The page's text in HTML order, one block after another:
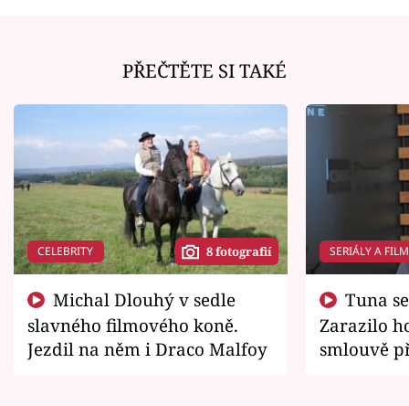
PŘEČTĚTE SI TAKÉ
CELEBRITY 8 fotografií
slavného filmového koně.
Jezdil na něm i Draco Malfoy
SERIÁLY A
Zarazilo
smlouvě